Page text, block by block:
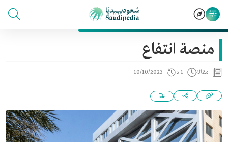
منصة انتفاع
مقالة 1 د 10/10/2023